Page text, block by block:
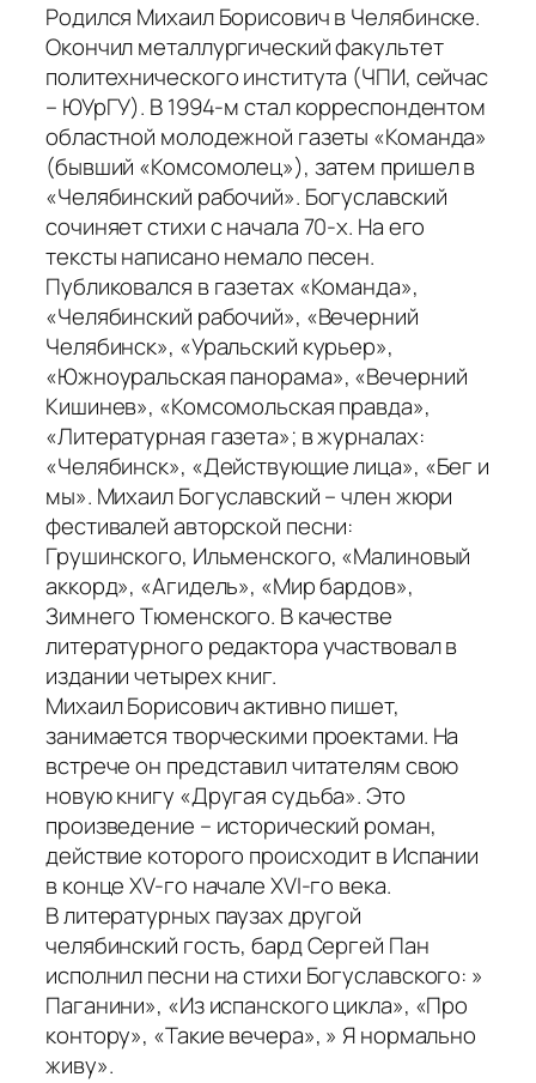
Родился Михаил Борисович в Челябинске.
Окончил металлургический факультет
политехнического института (ЧПИ, сейчас
– ЮУрГУ). В 1994-м стал корреспондентом
областной молодежной газеты «Команда»
(бывший «Комсомолец»), затем пришел в
«Челябинский рабочий». Богуславский
сочиняет стихи с начала 70-х. На его
тексты написано немало песен.
Публиковался в газетах «Команда»,
«Челябинский рабочий», «Вечерний
Челябинск», «Уральский курьер»,
«Южноуральская панорама», «Вечерний
Кишинев», «Комсомольская правда»,
«Литературная газета»; в журналах:
«Челябинск», «Действующие лица», «Бег и
мы». Михаил Богуславский – член жюри
фестивалей авторской песни:
Грушинского, Ильменского, «Малиновый
аккорд», «Агидель», «Мир бардов»,
Зимнего Тюменского. В качестве
литературного редактора участвовал в
издании четырех книг.
Михаил Борисович активно пишет,
занимается творческими проектами. На
встрече он представил читателям свою
новую книгу «Другая судьба». Это
произведение – исторический роман,
действие которого происходит в Испании
в конце XV-го начале XVI-го века.
В литературных паузах другой
челябинский гость, бард Сергей Пан
исполнил песни на стихи Богуславского: »
Паганини», «Из испанского цикла», «Про
контору», «Такие вечера», » Я нормально
живу».